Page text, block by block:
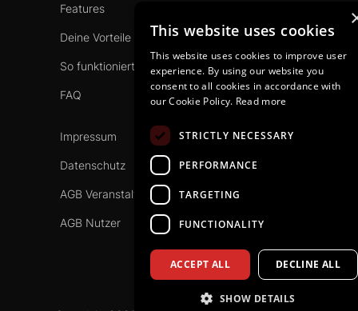
Features
Deine Vorteile
So funktioniert es
FAQ
Impressum
Datenschutz
AGB Veranstalter
AGB Nutzer
This website uses cookies
This website uses cookies to improve user
experience. By using our website you
consent to all cookies in accordance with
our Cookie Policy. Read more
STRICTLY NECESSARY
PERFORMANCE
TARGETING
FUNCTIONALITY
ACCEPT ALL DECLINE ALL
SHOW DETAILS